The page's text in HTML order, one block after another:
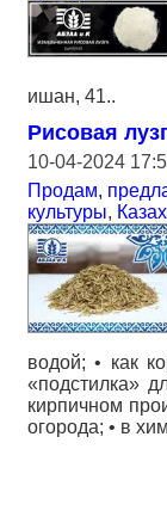
ишан, 41..
Рисовая
10-04-2024
Продам,
культуры,
водой; • как
«подстилка»
кирпичном
огорода; • в